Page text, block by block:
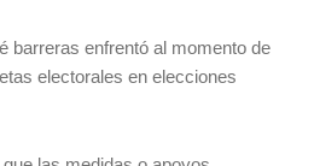
barreras enfrentó al momento de
electorales en elecciones